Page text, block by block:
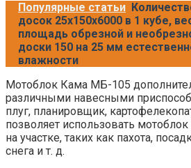
Популярные статьи
досок 25х150х6000 в 1 кубе,
площадь обрезной и
доски 150 на 25 мм
влажности
Мотоблок Кама МБ-105
различными навесными
плуг, планировщик,
позволяет использовать
на участке, таких как пахота,
снега и т. д.